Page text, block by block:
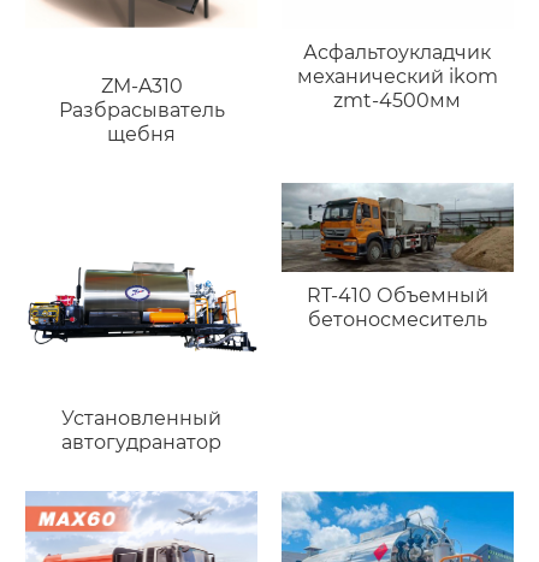
ZM-A310
Разбрасыватель
щебня
Асфальтоукладчик
механический ikom
zmt-4500мм
Установленный
автогудранатор
RT-410 Объемный
бетоносмеситель